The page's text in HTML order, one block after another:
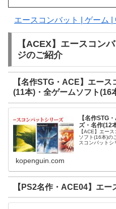
エースコンバット | ゲーム
【ACEX】エースコン
ジのご紹介
【名作STG・ACE】エー
(11本)・全ゲームソフト(16
【名作STG
ズ・名作(12
【ACE】エー
ソフト(16本)の
スコンバットシ
kopenguin.com
【PS2名作・ACE04】エ